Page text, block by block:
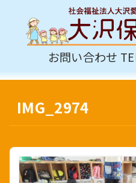
お問い合わせ
IMG_2974